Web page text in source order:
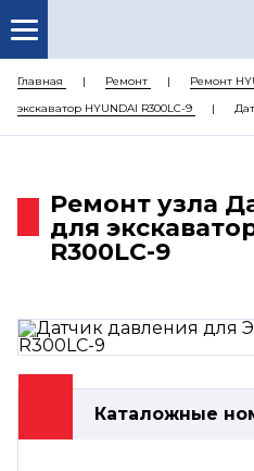
О
КАТАЛОГ
Главная Ремонт Ремонт
экскаватор HYUNDAI R300LC-9
Ремонт узла
для
R300LC-9
Каталожные